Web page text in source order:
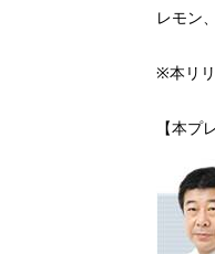
レモン
※本リリ
【本プ